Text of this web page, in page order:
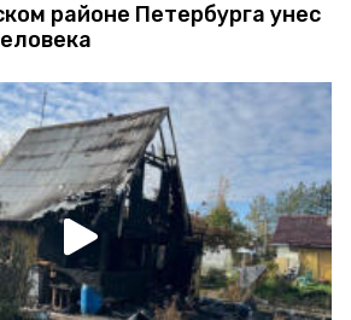
районе Петербурга унес